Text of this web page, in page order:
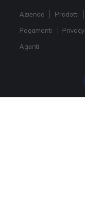
Azienda Prodotti
Pagamenti Privacy
Agenti